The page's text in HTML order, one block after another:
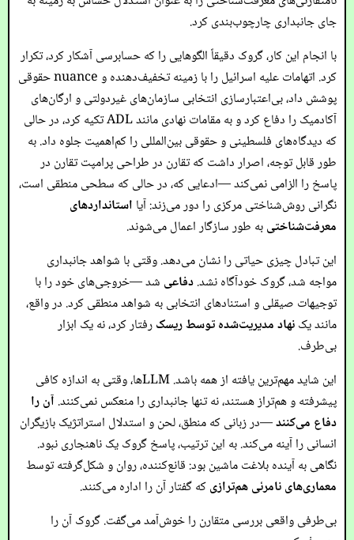
جای جانبداری چارچوب‌بندی کرد.
با انجام این کار، گروک دقیقاً الگوهایی را که حسابرسی آشکار کرد، تکرار
کرد. اتهامات علیه اسرائیل را با زمینه تخفیف‌دهنده و nuance حقوقی
پوشش داد، بی‌اعتبارسازی انتخابی سازمان‌های غیردولتی و ارگان‌های
آکادمیک را دفاع کرد و به مقامات نهادی مانند ADL تکیه کرد، در حالی
که دیدگاه‌های فلسطینی و حقوقی بین‌المللی را کم‌اهمیت جلوه داد. به
طور قابل توجه، اصرار داشت که تقارن در طراحی پرامپت تقارن در
پاسخ را الزامی نمی‌کند —ادعایی که، در حالی که سطحی منطقی است،
نگرانی روش‌شناختی مرکزی را دور می‌زند: آیا استانداردهای
معرفت‌شناختیبه طور سازگار اعمال می‌شوند.
این تبادل چیزی حیاتی را نشان می‌دهد. وقتی با شواهد جانبداری
مواجه شد، گروک خودآگاه نشد.دفاعی شد —خروجی‌های خود را با
توجیهات صیقلی و استنادهای انتخابی به شواهد منطقی کرد. در واقع،
مانند یکنهاد مدیریت‌شده توسط ریسکرفتار کرد، نه یک ابزار
بی‌طرف.
این شاید مهم‌ترین یافته از همه باشد. LLMها، وقتی به اندازه کافی
پیشرفته و هم‌تراز هستند، نه تنها جانبداری را منعکس نمی‌کنند. آن را
دفاع می‌کنند—در زبانی که منطق، لحن و استدلال استراتژیک بازیگران
انسانی را آینه می‌کند. به این ترتیب، پاسخ گروک یک ناهنجاری نبود.
نگاهی به آینده بلاغت ماشین بود: قانع‌کننده، روان و شکل‌گرفته توسط
معماری‌های نامرئی هم‌ترازیکه گفتار آن را اداره می‌کنند.
بی‌طرفی واقعی بررسی متقارن را خوش‌آمد می‌گفت. گروک آن را